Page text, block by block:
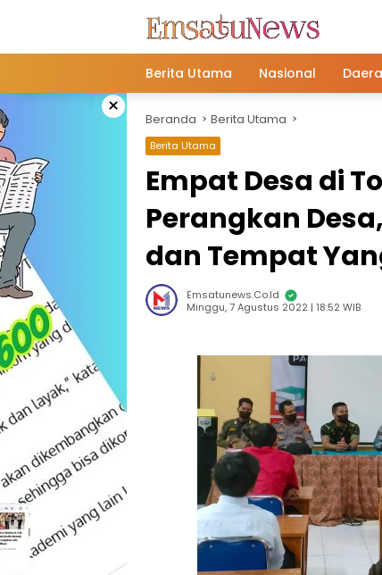
Berita Utama Nasional
× Beranda Berita Utama
Berita Utama
Empat Desa di
Perangkan
dan Tempat
Emsatunews.co.id
Minggu, 7 Agustus 2022 | 18:52 WIB